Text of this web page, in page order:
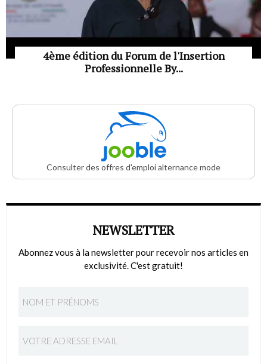
4ème édition du Forum de l'Insertion
Professionnelle By...
Consulter des offres d'emploi alternance mode
NEWSLETTER
Abonnez vous à la newsletter pour recevoir nos articles en
exclusivité. C'est gratuit!